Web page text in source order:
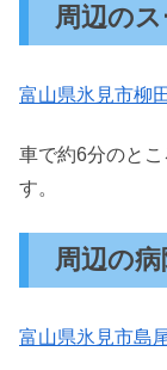
周辺の
富山県氷見市柳
車で約6分のと
す。
周辺の
富山県氷見市島